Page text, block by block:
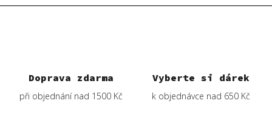
Doprava zdarma
při objednání nad 1500 Kč
Vyberte si dárek
k objednávce nad 650 Kč